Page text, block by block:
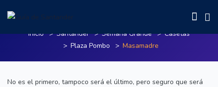
Inicio Santander Semana Grande
Casetas
Plaza Pombo
Masamadre
No es el primero, tampoco será el último, pero seguro que será